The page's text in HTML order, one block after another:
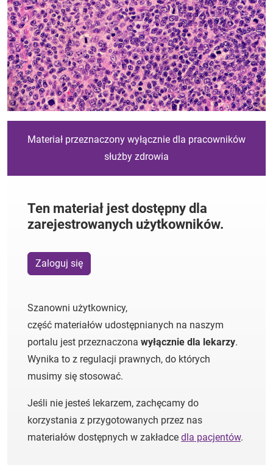
Materiał przeznaczony wyłącznie dla pracowników
służby zdrowia
Ten materiał jest dostępny dla
zarejestrowanych użytkowników.
Zaloguj się
Szanowni użytkownicy,
część materiałów udostępnianych na naszym
portalu jest przeznaczona wyłącznie dla lekarzy.
Wynika to z regulacji prawnych, do których
musimy się stosować.
Jeśli nie jesteś lekarzem, zachęcamy do
korzystania z przygotowanych przez nas
materiałów dostępnych w zakładce dla pacjentów.